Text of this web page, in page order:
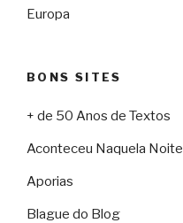
Europa
BONS SITES
+ de 50 Anos de Textos
Aconteceu Naquela Noite
Aporias
Blague do Blog